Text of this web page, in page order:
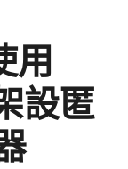
用
設匿